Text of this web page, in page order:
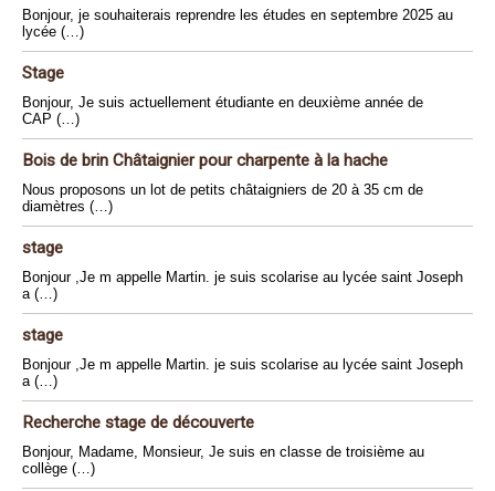
Bonjour, je souhaiterais reprendre les études en septembre 2025 au
lycée (…)
Stage
Bonjour, Je suis actuellement étudiante en deuxième année de
CAP (…)
Bois de brin Châtaignier pour charpente à la hache
Nous proposons un lot de petits châtaigniers de 20 à 35 cm de
diamètres (…)
stage
Bonjour ,Je m appelle Martin. je suis scolarise au lycée saint Joseph
a (…)
stage
Bonjour ,Je m appelle Martin. je suis scolarise au lycée saint Joseph
a (…)
Recherche stage de découverte
Bonjour, Madame, Monsieur, Je suis en classe de troisième au
collège (…)